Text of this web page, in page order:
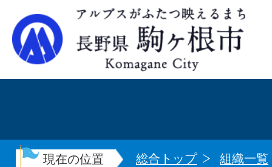
現在の位置 総合トップ
組織一覧